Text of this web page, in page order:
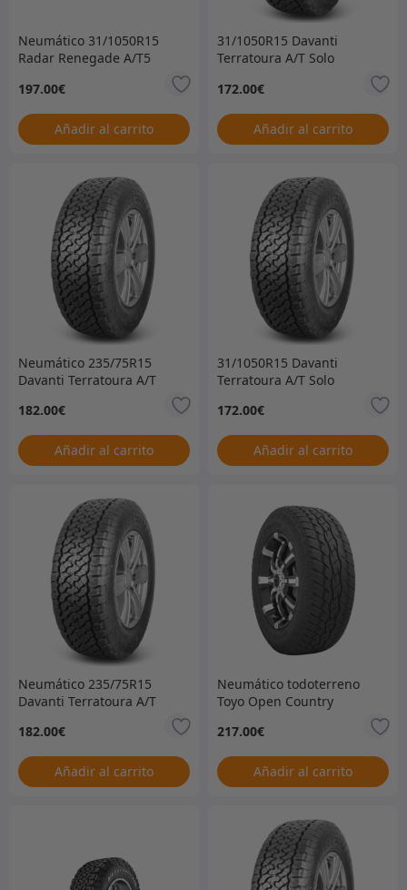
Neumático 31/1050R15
Radar Renegade A/T5
31/1050R15RRAT5
197.00€
Añadir al carrito
31/1050R15 Davanti
Terratoura A/T Solo
ACTUALMENTE AGOTADO
– SIN FECHA DE
VENCIMIENTO –
31/1050R15DAVTT
172.00€
Añadir al carrito
Neumático 235/75R15
Davanti Terratoura A/T
182.00€
Añadir al carrito
31/1050R15 Davanti
Terratoura A/T Solo
ACTUALMENTE AGOTADO
– SIN FECHA DE
VENCIMIENTO –
31/1050R15DAVTT
172.00€
Añadir al carrito
Neumático 235/75R15
Davanti Terratoura A/T
182.00€
Añadir al carrito
Neumático todoterreno
Toyo Open Country
217.00€
Añadir al carrito